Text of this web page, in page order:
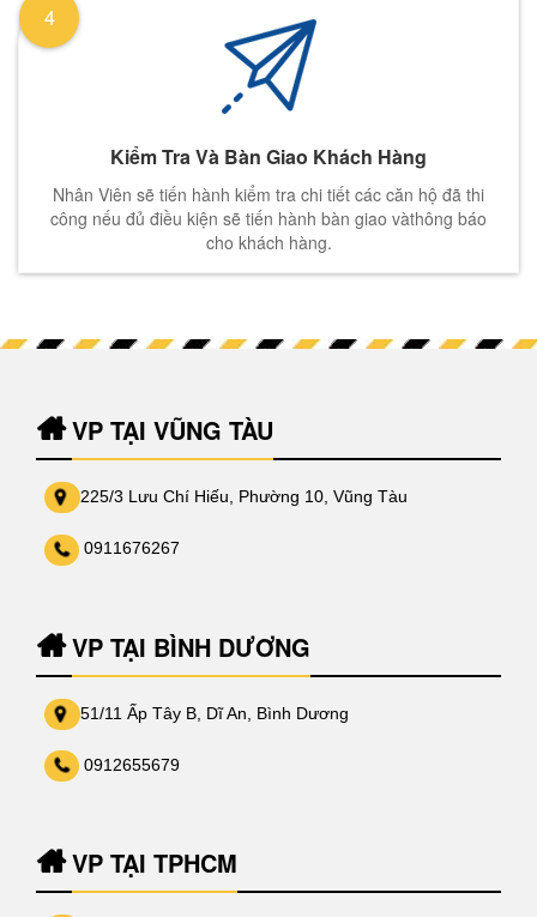
Kiểm Tra Và Bàn Giao Khách Hàng
Nhân Viên sẽ tiến hành kiểm tra chi tiết các căn hộ đã thi
công nếu đủ điều kiện sẽ tiến hành bàn giao vàthông báo
cho khách hàng.
4
VP TẠI VŨNG TÀU
225/3 Lưu Chí Hiếu, Phường 10, Vũng Tàu
0911676267
VP TẠI BÌNH DƯƠNG
51/11 Ấp Tây B, Dĩ An, Bình Dương
0912655679
VP TẠI TPHCM